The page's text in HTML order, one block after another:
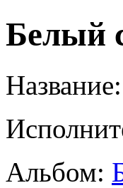
Белый
Название:
Альбом: